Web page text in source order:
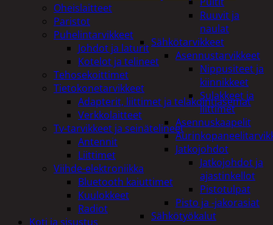
Ruuvit ja
naulat
Sähkötarvikkeet
Asennustarvikkeet
Nippusiteet ja
kiinnikkeet
Sulakkeet ja
liittimet
Asennuskaapelit
Jatkojohdot
Jatkojohdot ja
ajastinkellot
Pistotulpat
Pisto ja -jakorasiat
Sähkötyökalut
Oheislaitteet
Paristot
Puhelintarvikkeet
Johdot ja laturit
Kotelot ja telineet
Tehosekoittimet
Tietokonetarvikkeet
Adapterit, liittimet ja telakointiasemat
Verkkolaitteet
Tv-tarvikkeet ja seinätelineet
Antennit
Liittimet
Viihde-elektroniikka
Bluetooth kaiuttimet
Kuulokkeet
Radiot
Koti ja sisustus